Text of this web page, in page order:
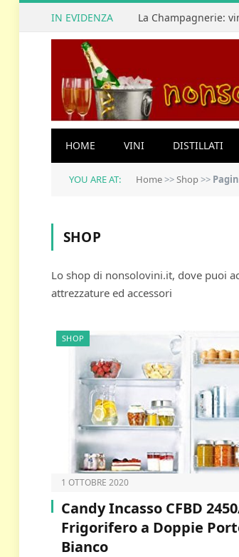
IN EVIDENZA
HOME VINI DISTILLATI
YOU ARE AT: Home>>Shop>>
SHOP
Lo shop di nonsolovini.it, dove puoi
attrezzature ed accessori
SHOP
1 OTTOBRE 2020
Candy Incasso CFBD
Frigorifero a Doppie
Bianco